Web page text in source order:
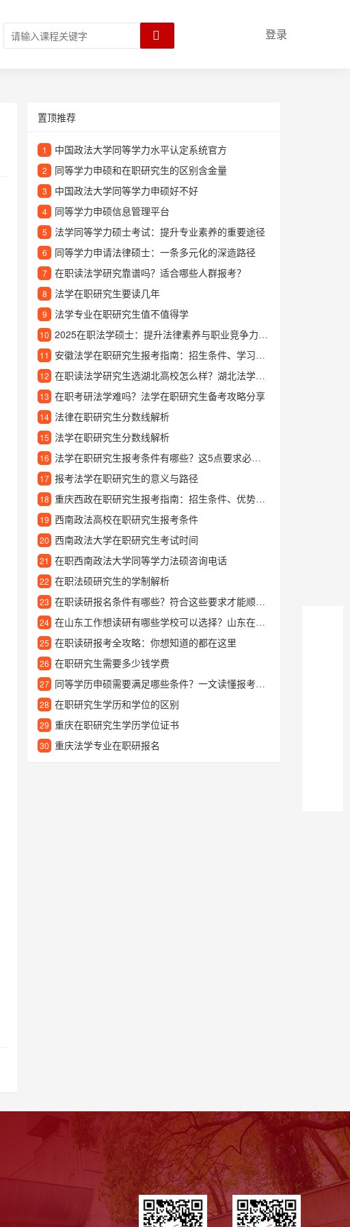
登录
置顶推荐
1 中国政法大学同等学力水平认定系统官方
2 同等学力申硕和在职研究生的区别含金量
3 中国政法大学同等学力申硕好不好
4 同等学力申硕信息管理平台
5 法学同等学力硕士考试：提升专业素养的重要途径
6 同等学力申请法律硕士：一条多元化的深造路径
7 在职读法学研究靠谱吗？适合哪些人群报考？
8 法学在职研究生要读几年
9 法学专业在职研究生值不值得学
10 2025在职法学硕士：提升法律素养与职业竞争力的新机遇
11 安徽法学在职研究生报考指南：招生条件、学习方式与就业前景解析
12 在职读法学研究生选湖北高校怎么样？湖北法学在职研究生报考指南
13 在职考研法学难吗？法学在职研究生备考攻略分享
14 法律在职研究生分数线解析
15 法学在职研究生分数线解析
16 法学在职研究生报考条件有哪些？这5点要求必须满足
17 报考法学在职研究生的意义与路径
18 重庆西政在职研究生报考指南：招生条件、优势专业及学习体验详解
19 西南政法高校在职研究生报考条件
20 西南政法大学在职研究生考试时间
21 在职西南政法大学同等学力法硕咨询电话
22 在职法硕研究生的学制解析
23 在职读研报名条件有哪些？符合这些要求才能顺利报考
24 在山东工作想读研有哪些学校可以选择？山东在职研究生院校推荐
25 在职读研报考全攻略：你想知道的都在这里
26 在职研究生需要多少钱学费
27 同等学历申硕需要满足哪些条件？一文读懂报考要求
28 在职研究生学历和学位的区别
29 重庆在职研究生学历学位证书
30 重庆法学专业在职研报名